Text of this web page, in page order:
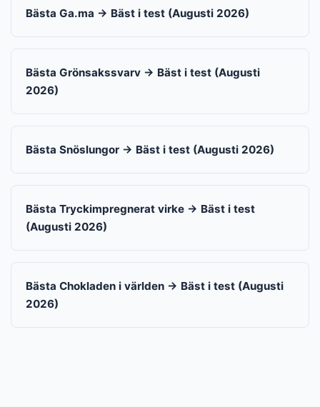
Bästa Ga.ma → Bäst i test (Augusti 2026)
Bästa Grönsakssvarv → Bäst i test (Augusti
2026)
Bästa Snöslungor → Bäst i test (Augusti 2026)
Bästa Tryckimpregnerat virke → Bäst i test
(Augusti 2026)
Bästa Chokladen i världen → Bäst i test (Augusti
2026)